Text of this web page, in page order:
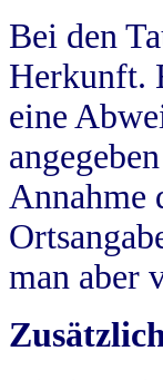
Bei den
Herkunft.
eine
Annahme
man aber